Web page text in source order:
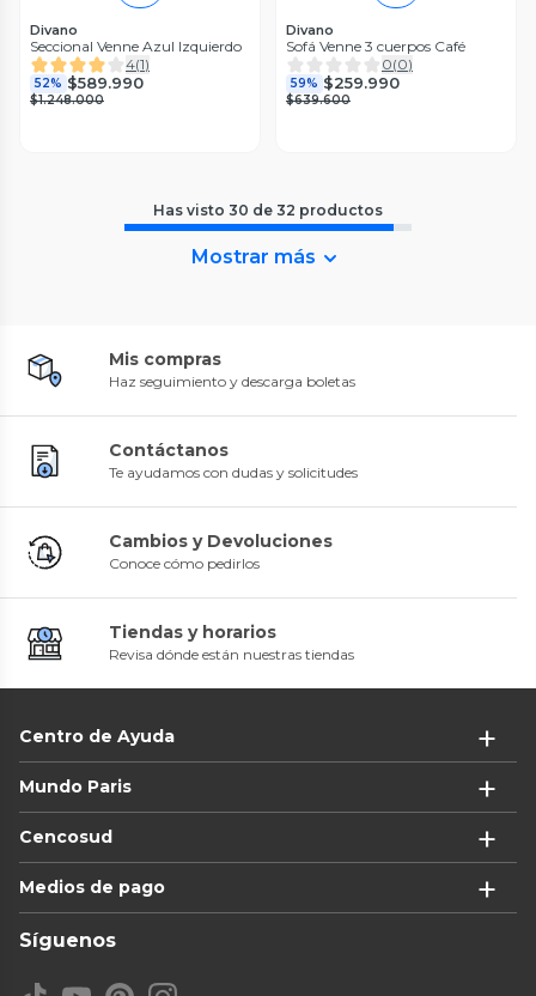
Divano
Seccional Venne Azul Izquierdo
4(1)
52% $589.990
$1.248.000
Divano
Sofá Venne 3 cuerpos Café
0(0)
59% $259.990
$639.600
Has visto 30 de 32 productos
Mostrar más
Mis compras
Haz seguimiento y descarga boletas
Contáctanos
Te ayudamos con dudas y solicitudes
Cambios y Devoluciones
Conoce cómo pedirlos
Tiendas y horarios
Revisa dónde están nuestras tiendas
Centro de Ayuda
Mundo Paris
Cencosud
Medios de pago
Síguenos